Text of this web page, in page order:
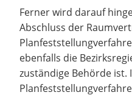
Ferner wird darauf
Abschluss der
ebenfalls die
zuständige Behörde ist.